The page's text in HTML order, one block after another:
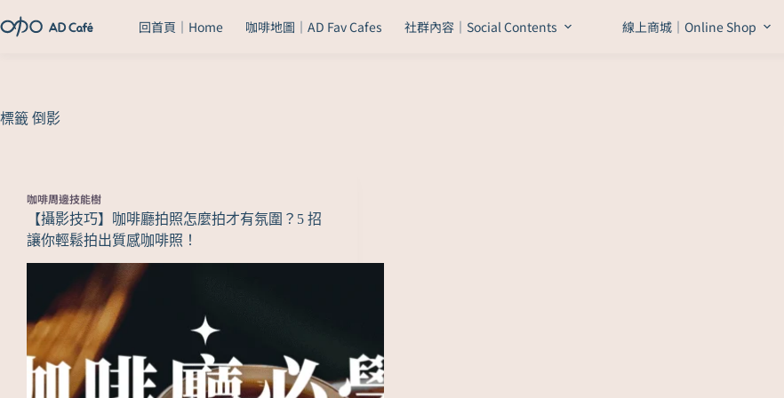
回首頁｜Home 咖啡地圖｜AD Fav Cafes 社群內容｜Social Contents 線上商城｜Online Shop
標籤 倒影
咖啡周邊技能樹
【攝影技巧】咖啡廳拍照怎麼拍才有氛圍？5 招
讓你輕鬆拍出質感咖啡照！